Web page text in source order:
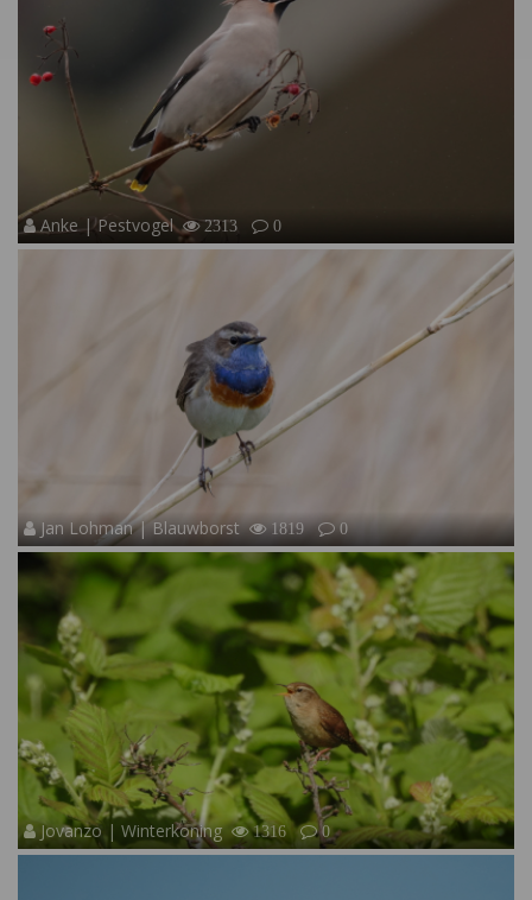
Anke | Pestvogel 2313 0
Jan Lohman | Blauwborst 1819 0
Jovanzo | Winterkoning 1316 0